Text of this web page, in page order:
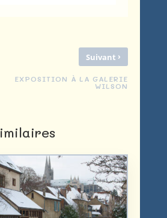
Suivant ›
EXPOSITION À LA GALERIE
WILSON